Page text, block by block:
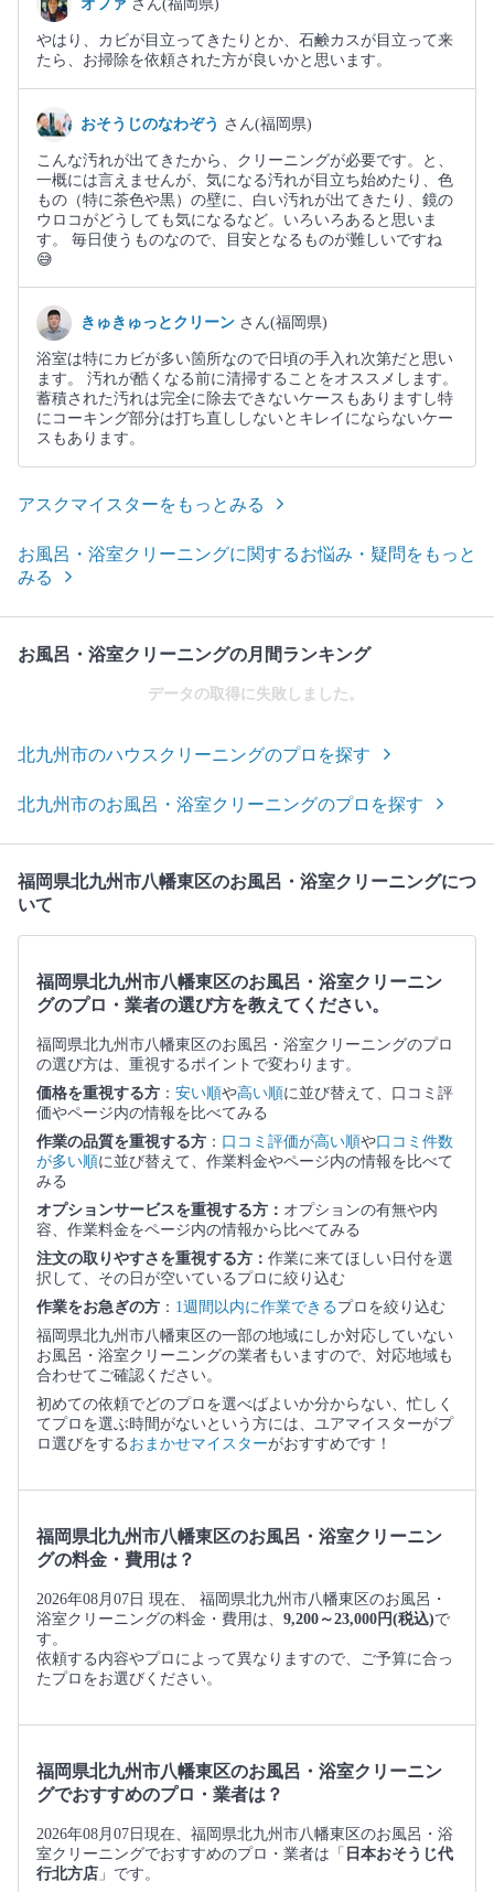
オファ さん(福岡県)
やはり、カビが目立ってきたりとか、石鹸カスが目立って来
たら、お掃除を依頼された方が良いかと思います。
おそうじのなわぞう さん(福岡県)
こんな汚れが出てきたから、クリーニングが必要です。と、
一概には言えませんが、気になる汚れが目立ち始めたり、色
もの（特に茶色や黒）の壁に、白い汚れが出てきたり、鏡の
ウロコがどうしても気になるなど。いろいろあると思いま
す。 毎日使うものなので、目安となるものが難しいですね
😅
きゅきゅっとクリーン さん(福岡県)
浴室は特にカビが多い箇所なので日頃の手入れ次第だと思い
ます。 汚れが酷くなる前に清掃することをオススメします。
蓄積された汚れは完全に除去できないケースもありますし特
にコーキング部分は打ち直ししないとキレイにならないケー
スもあります。
アスクマイスターをもっとみる
お風呂・浴室クリーニングに関するお悩み・疑問をもっと
みる
お風呂・浴室クリーニングの月間ランキング
データの取得に失敗しました。
北九州市のハウスクリーニングのプロを探す
北九州市のお風呂・浴室クリーニングのプロを探す
福岡県北九州市八幡東区のお風呂・浴室クリーニングにつ
いて
福岡県北九州市八幡東区のお風呂・浴室クリーニン
グのプロ・業者の選び方を教えてください。
福岡県北九州市八幡東区のお風呂・浴室クリーニングのプロ
の選び方は、重視するポイントで変わります。
価格を重視する方 ： 安い順や高い順に並び替えて、口コミ評
価やページ内の情報を比べてみる
作業の品質を重視する方 ： 口コミ評価が高い順や口コミ件数
が多い順に並び替えて、作業料金やページ内の情報を比べて
みる
オプションサービスを重視する方： オプションの有無や内
容、作業料金をページ内の情報から比べてみる
注文の取りやすさを重視する方： 作業に来てほしい日付を選
択して、その日が空いているプロに絞り込む
作業をお急ぎの方 ： 1週間以内に作業できるプロを絞り込む
福岡県北九州市八幡東区の一部の地域にしか対応していない
お風呂・浴室クリーニングの業者もいますので、対応地域も
合わせてご確認ください。
初めての依頼でどのプロを選べばよいか分からない、忙しく
てプロを選ぶ時間がないという方には、ユアマイスターがプ
ロ選びをする おまかせマイスターがおすすめです！
福岡県北九州市八幡東区のお風呂・浴室クリーニン
グの料金・費用は？
2026年08月07日 現在、 福岡県北九州市八幡東区のお風呂・
浴室クリーニングの料金・費用は、 9,200～23,000円(税込)で
す。
依頼する内容やプロによって異なりますので、ご予算に合っ
たプロをお選びください。
福岡県北九州市八幡東区のお風呂・浴室クリーニン
グでおすすめのプロ・業者は？
2026年08月07日現在、福岡県北九州市八幡東区のお風呂・浴
室クリーニングでおすすめのプロ・業者は「 日本おそうじ代
行北方店 」です。